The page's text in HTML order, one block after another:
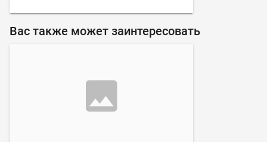
Вас также может заинтересовать